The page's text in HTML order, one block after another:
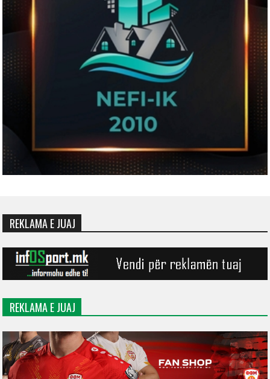
REKLAMA E JUAJ
REKLAMA E JUAJ